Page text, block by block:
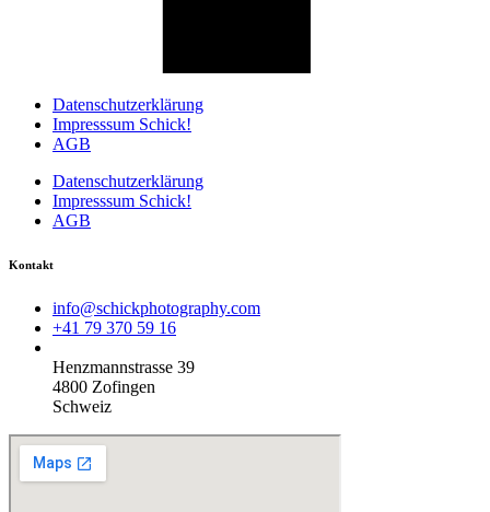
Datenschutzerklärung
Impresssum Schick!
AGB
Datenschutzerklärung
Impresssum Schick!
AGB
Kontakt
info@schickphotography.com
+41 79 370 59 16
Henzmannstrasse 39
4800 Zofingen
Schweiz